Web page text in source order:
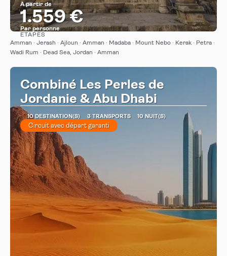
À partir de
1.559 €
Par personne
Afficher
ÉTAPES
Amman · Jerash · Ajloun · Amman · Madaba · Mount Nebo · Kerak · Petra ·
Wadi Rum · Dead Sea, Jordan · Amman
Combiné Les Perles de
Jordanie & Abu Dhabi
10 DESTINATION(S) 3 TRANSPORTS 10 NUIT(S)
Circuit avec départ garanti